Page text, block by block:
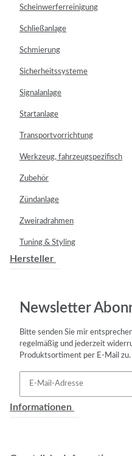
Scheinwerferreinigung
Schließanlage
Schmierung
Sicherheitssysteme
Signalanlage
Startanlage
Transportvorrichtung
Werkzeug, fahrzeugspezifisch
Zubehör
Zündanlage
Zweiradrahmen
Tuning & Styling
Hersteller
Newsletter
Bitte senden Sie mir
regelmäßig und jederzeit
Produktsortiment per E-Mail zu.
Informationen